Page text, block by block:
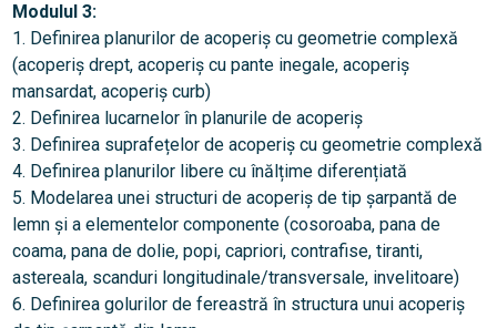
Modulul 3:
1. Definirea planurilor de acoperiș cu geometrie complexă
(acoperiș drept, acoperiș cu pante inegale, acoperiș
mansardat, acoperiș curb)
2. Definirea lucarnelor în planurile de acoperiș
3. Definirea suprafețelor de acoperiș cu geometrie complexă
4. Definirea planurilor libere cu înălțime diferențiată
5. Modelarea unei structuri de acoperiș de tip șarpantă de
lemn și a elementelor componente (cosoroaba, pana de
coama, pana de dolie, popi, capriori, contrafise, tiranti,
astereala, scanduri longitudinale/transversale, invelitoare)
6. Definirea golurilor de fereastră în structura unui acoperiș